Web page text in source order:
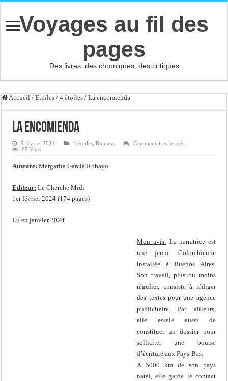
Voyages au fil des
pages
Des livres, des chroniques, des critiques
Accueil / Etoiles / 4 étoiles / La encomienda
La encomienda
9 février 2024 4 étoiles ,Romans Commentaires ferméssur
89 Vues
Auteure: Margarita García Robayo
Editeur: Le Cherche Midi –
1er février 2024 (174 pages)
Lu en janvier 2024
Mon avis: La narratrice est
une jeune Colombienne
installée à Buenos Aires.
Son travail, plus ou moins
régulier, consiste à rédiger
des textes pour une agence
publicitaire. Par ailleurs,
elle essaie aussi de
constituer un dossier pour
solliciter une bourse
d’écriture aux Pays-Bas.
A 5000 km de son pays
natal, elle garde le contact